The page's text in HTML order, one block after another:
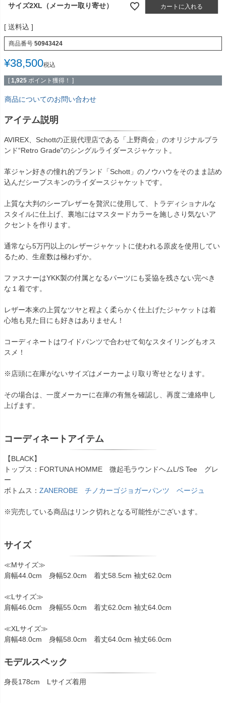
サイズ2XL（メーカー取り寄せ） カートに入れる
送料込
商品番号 50943424
¥38,500税込
[ 1,925 ポイント獲得！ ]
商品についてのお問い合わせ
アイテム説明
AVIREX、Schottの正規代理店である「上野商会」のオリジナルブラ
ンド“Retro Grade"のシングルライダースジャケット。
革ジャン好きの憧れ的ブランド「Schott」のノウハウをそのまま詰め
込んだシープスキンのライダースジャケットです。
上質な大判のシープレザーを贅沢に使用して、トラディショナルな
スタイルに仕上げ、裏地にはマスタードカラーを施しさり気ないア
クセントを作ります。
通常なら5万円以上のレザージャケットに使われる原皮を使用してい
るため、生産数は極わずか。
ファスナーはYKK製の付属となるパーツにも妥協を残さない完ぺき
な１着です。
レザー本来の上質なツヤと程よく柔らかく仕上げたジャケットは着
心地も見た目にも好きはありません！
コーディネートはワイドパンツで合わせて旬なスタイリングもオス
スメ！
※店頭に在庫がないサイズはメーカーより取り寄せとなります。
その場合は、一度メーカーに在庫の有無を確認し、再度ご連絡申し
上げます。
コーディネートアイテム
【BLACK】
トップス：FORTUNA HOMME 微起毛ラウンドヘムL/S Tee グレ
ー
ボトムス： ZANEROBE チノカーゴジョガーパンツ ベージュ
※完売している商品はリンク切れとなる可能性がございます。
サイズ
≪Mサイズ≫
肩幅44.0cm 身幅52.0cm 着丈58.5cm 袖丈62.0cm
≪Lサイズ≫
肩幅46.0cm 身幅55.0cm 着丈62.0cm 袖丈64.0cm
≪XLサイズ≫
肩幅48.0cm 身幅58.0cm 着丈64.0cm 袖丈66.0cm
モデルスペック
身長178cm Lサイズ着用